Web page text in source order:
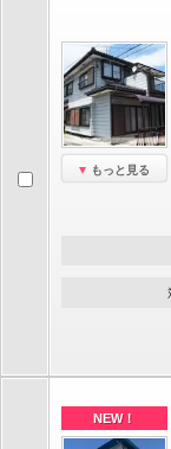
もっと見る
NEW！